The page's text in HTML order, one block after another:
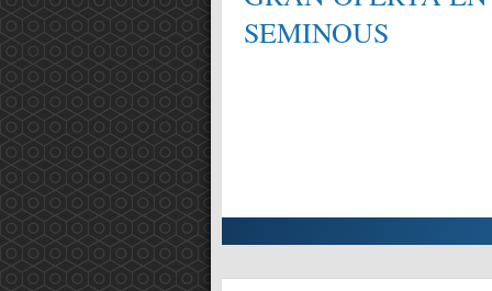
EN MECÀNICA,
Entrada completa »
SEMINOUS